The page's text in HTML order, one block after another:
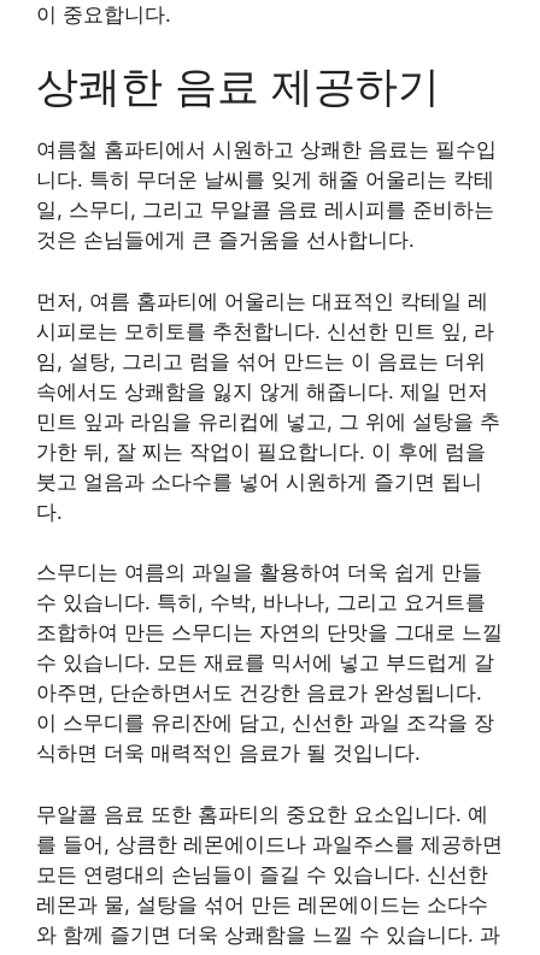
이 중요합니다.
상쾌한 음료 제공하기
여름철 홈파티에서 시원하고 상쾌한 음료는 필수입
니다. 특히 무더운 날씨를 잊게 해줄 어울리는 칵테
일, 스무디, 그리고 무알콜 음료 레시피를 준비하는
것은 손님들에게 큰 즐거움을 선사합니다.
먼저, 여름 홈파티에 어울리는 대표적인 칵테일 레
시피로는 모히토를 추천합니다. 신선한 민트 잎, 라
임, 설탕, 그리고 럼을 섞어 만드는 이 음료는 더위
속에서도 상쾌함을 잃지 않게 해줍니다. 제일 먼저
민트 잎과 라임을 유리컵에 넣고, 그 위에 설탕을 추
가한 뒤, 잘 찌는 작업이 필요합니다. 이 후에 럼을
붓고 얼음과 소다수를 넣어 시원하게 즐기면 됩니
다.
스무디는 여름의 과일을 활용하여 더욱 쉽게 만들
수 있습니다. 특히, 수박, 바나나, 그리고 요거트를
조합하여 만든 스무디는 자연의 단맛을 그대로 느낄
수 있습니다. 모든 재료를 믹서에 넣고 부드럽게 갈
아주면, 단순하면서도 건강한 음료가 완성됩니다.
이 스무디를 유리잔에 담고, 신선한 과일 조각을 장
식하면 더욱 매력적인 음료가 될 것입니다.
무알콜 음료 또한 홈파티의 중요한 요소입니다. 예
를 들어, 상큼한 레몬에이드나 과일주스를 제공하면
모든 연령대의 손님들이 즐길 수 있습니다. 신선한
레몬과 물, 설탕을 섞어 만든 레몬에이드는 소다수
와 함께 즐기면 더욱 상쾌함을 느낄 수 있습니다. 과